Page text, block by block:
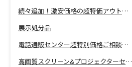
続々追加！激安価格の超特価アウトレットセール開催！
展示処分品
電話通販センター超特別価格ご相談コーナー！
高画質スクリーン&プロジェクターセット超特価！